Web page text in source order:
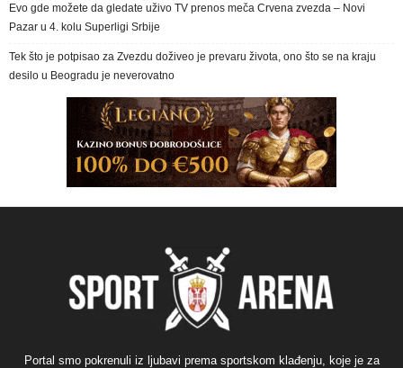
Evo gde možete da gledate uživo TV prenos meča Crvena zvezda – Novi
Pazar u 4. kolu Superligi Srbije
Tek što je potpisao za Zvezdu doživeo je prevaru života, ono što se na kraju
desilo u Beogradu je neverovatno
Portal smo pokrenuli iz ljubavi prema sportskom klađenju, koje je za